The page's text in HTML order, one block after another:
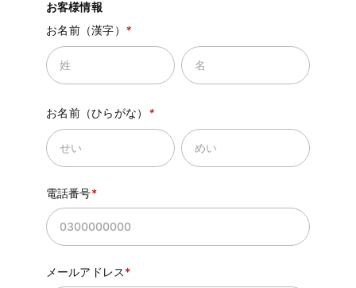
お客様情報
お名前（漢字） *
お名前（ひらがな） *
電話番号
メールアドレス